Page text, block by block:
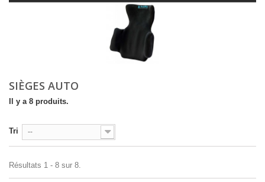
SIÈGES AUTO
Il y a 8 produits.
Tri --
Résultats 1 - 8 sur 8.